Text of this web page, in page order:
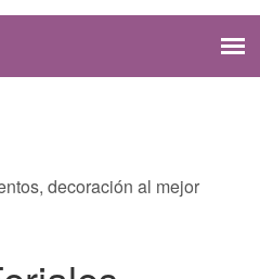
decoración al mejor